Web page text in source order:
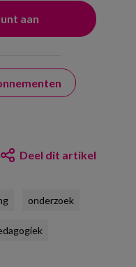
Deel dit artikel
onderzoek